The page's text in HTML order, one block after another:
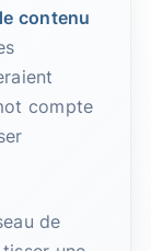
contenu
compte
de